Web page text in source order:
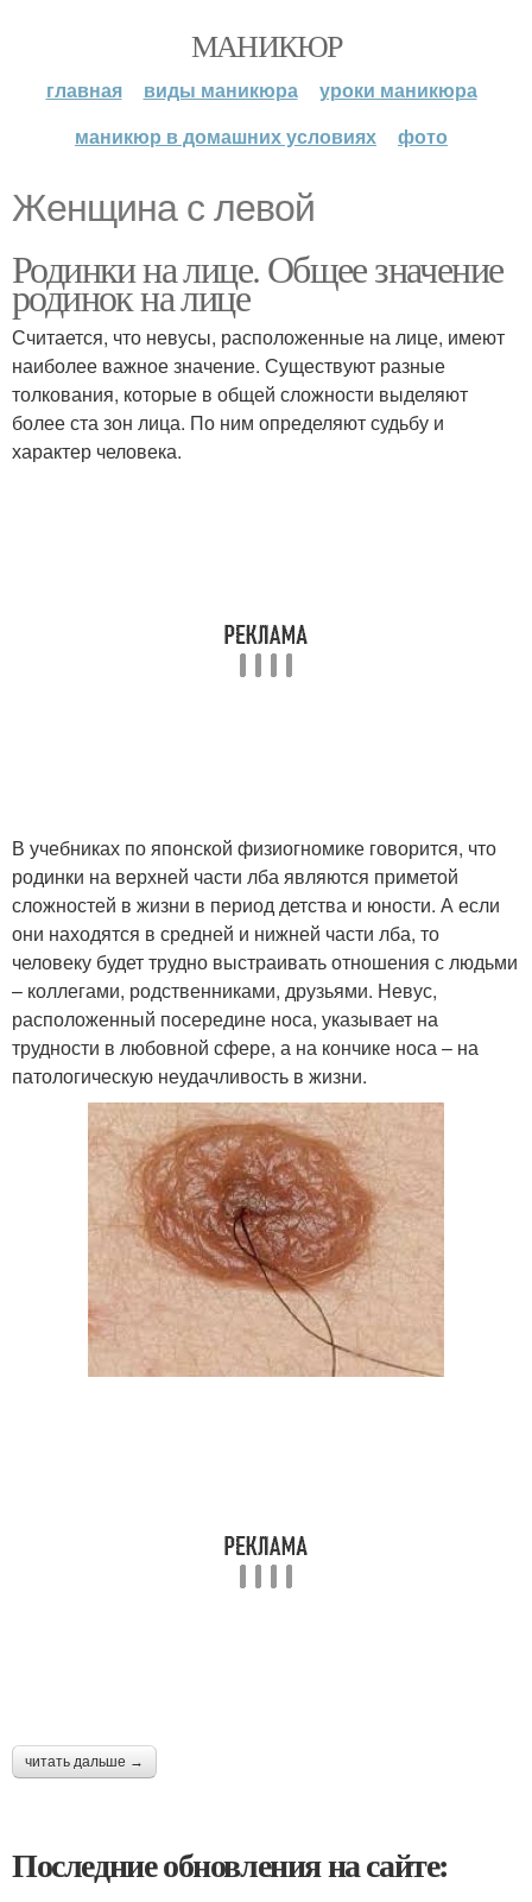
МАНИКЮР
главная виды маникюра
уроки маникюра
маникюр в домашних условиях
фото
Женщина с левой
Родинки на лице. Общее значение
родинок на лице
Считается, что невусы, расположенные на лице, имеют
наиболее важное значение. Существуют разные
толкования, которые в общей сложности выделяют
более ста зон лица. По ним определяют судьбу и
характер человека.
В учебниках по японской физиогномике говорится, что
родинки на верхней части лба являются приметой
сложностей в жизни в период детства и юности. А если
они находятся в средней и нижней части лба, то
человеку будет трудно выстраивать отношения с людьми
– коллегами, родственниками, друзьями. Невус,
расположенный посередине носа, указывает на
трудности в любовной сфере, а на кончике носа – на
патологическую неудачливость в жизни.
читать дальше →
Последние обновления на сайте: